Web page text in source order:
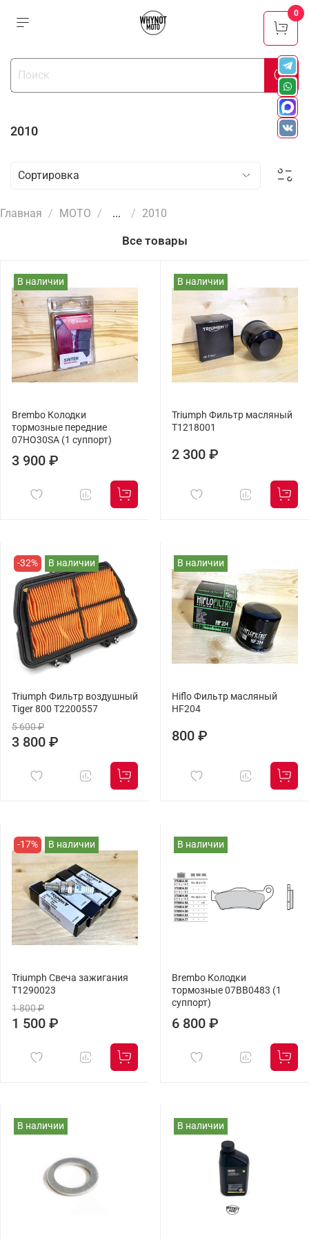
2010
Главная МОТО ... 2010
Все товары
В наличии
Brembo Колодки
тормозные передние
07HO30SA (1 суппорт)
3 900 ₽
В наличии
Triumph Фильтр масляный
T1218001
2 300 ₽
-32% В наличии
Triumph Фильтр воздушный
Tiger 800 T2200557
5 600 ₽
3 800 ₽
В наличии
Hiflo Фильтр масляный
HF204
800 ₽
-17% В наличии
Triumph Свеча зажигания
T1290023
1 800 ₽
1 500 ₽
В наличии
Brembo Колодки
тормозные 07BB0483 (1
суппорт)
6 800 ₽
В наличии В наличии
0